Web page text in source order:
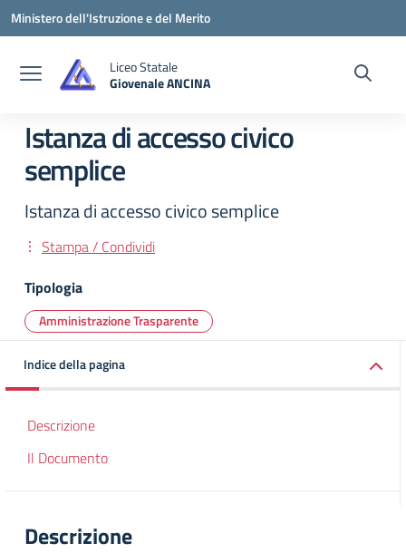
Vai ai contenuti
Vai al menu di navigazione
Vai al footer
Ministero dell'Istruzione e del Merito
Liceo Statale
Giovenale ANCINA
Istanza di accesso civico
semplice
Istanza di accesso civico semplice
Stampa / Condividi
Tipologia
Amministrazione Trasparente
Indice della pagina
Descrizione
Il Documento
Descrizione